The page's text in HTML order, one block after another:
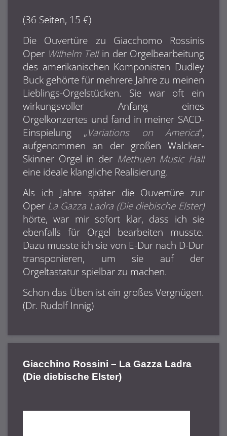
(36 Seiten, 15 €)
Die Ouvertüre zu Giacchomo Rossinis
Oper Wilhelm Tellin der Orgelbearbeitung
des amerikanischen Komponisten Dudley
Buck gehörte für mehrere Jahre zu meinen
Lieblings-Orgelstücken. Sie war oft ein
wirkungsvoller Anfang eines
Orgelkonzertes und fand in meiner SACD-
Einspielung „Variations on America“,
aufgenommen an der großen Walcker-
Skinner Orgel in der Methuen Music Hall
eine ideale klangliche Realisierung.
Als ich Jahre später die Ouvertüre zur
Oper La Gazza Ladra (Die diebische Elster)
hörte, war mir sofort klar, dass ich sie
ebenfalls für Orgel bearbeiten musste.
Dazu musste ich sie von E-Dur nach D-Dur
transponieren, um sie auf der
Orgeltastatur spielbar zu machen.
Schon das Üben ist ein großes Vergnügen.
(Dr. Rudolf Innig)
Giacchino Rossini – La Gazza Ladra
(Die diebische Elster)